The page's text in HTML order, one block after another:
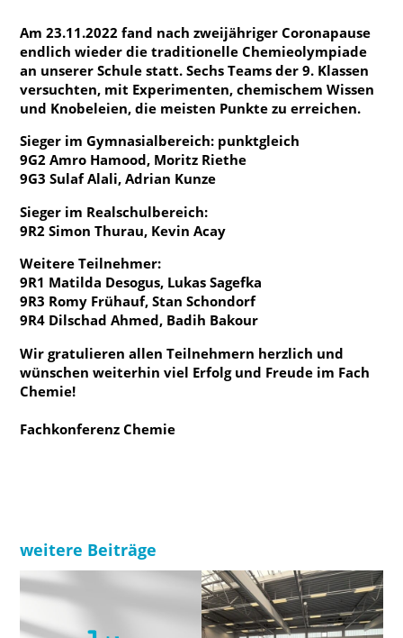
Vertretungsplan - Schüler
Vertretungsplan - Lehrer
Moodle
Aktuelles Schuljahr
Termine
Regelungen und Organisation
Fachkonferenzen
Archiv
Am 23.11.2022 fand nach zweijähriger Coronapause
endlich wieder die traditionelle Chemieolympiade
an unserer Schule statt. Sechs Teams der 9. Klassen
versuchten, mit Experimenten, chemischem Wissen
und Knobeleien, die meisten Punkte zu erreichen.
Sieger im Gymnasialbereich: punktgleich
9G2 Amro Hamood, Moritz Riethe
9G3 Sulaf Alali, Adrian Kunze
Sieger im Realschulbereich:
9R2 Simon Thurau, Kevin Acay
Weitere Teilnehmer:
9R1 Matilda Desogus, Lukas Sagefka
9R3 Romy Frühauf, Stan Schondorf
9R4 Dilschad Ahmed, Badih Bakour
Wir gratulieren allen Teilnehmern herzlich und
wünschen weiterhin viel Erfolg und Freude im Fach
Chemie!
Fachkonferenz Chemie
weitere Beiträge